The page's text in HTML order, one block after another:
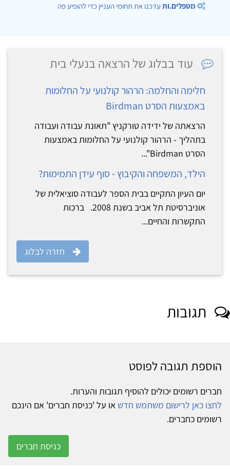
מטפלים.ותעדכנו את תחומי העניין כדי להופיע פה
עוד בבלוג של הרצאה בנעלי בית
חלימה והחלמה: הרהור קולנועי על החלומות
באמצעות הסרט Birdman
הרצאתה של ידידה טורקניץ "תאונת עבודה ועבודה
בתהליך - הרהור קולנועי על החלומות באמצעות
הסרט Birdman"...
הילד, המשפחה והקיבוץ - סוף עידן התמימות?
יום העיון התקיים בבית הספר לעבודה סוציאלית של
אוניברסיטת תל אביב בשנת 2008. ברכות
התקשרות והחיים...
חזרה לבלוג
תגובות
הוספת תגובה לפוסט
חברים רשומים יכולים להוסיף תגובות והערות.
לחצו כאן לרישום משתמש חדש או על 'כניסת חברים' אם הינכם
רשומים כחברים.
כניסת חברים